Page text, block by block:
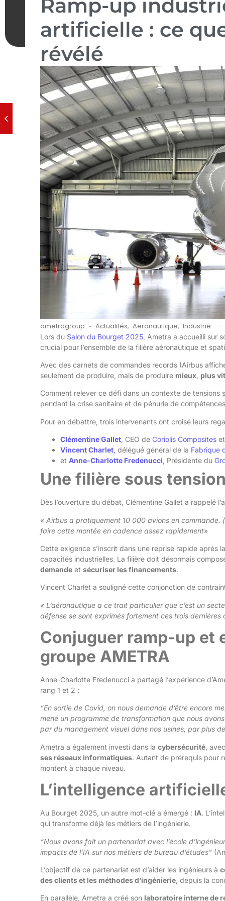
Ramp-up
artificielle : ce
révélé
ametragroup - Actualités, Aeronautique, Industrie -
Lors du Salon du Bourget 2025 , Ametra a accueilli sur
crucial pour l’ensemble de la filière aéronautique et
Avec des carnets de commandes records (Airbus
seulement de produire, mais de produire mieux plus
Comment relever ce défi dans un contexte de tensions
pendant la crise sanitaire et de pénurie de
Pour en débattre, trois intervenants ont croisé leurs
Clémentine Gallet , CEO de Coriolis Composites
Vincent Charlet, délégué général de la Fabrique
et Anne-Charlotte Fredenucci , Présidente du
Une filière sous
Dès l’ouverture du débat, Clémentine Gallet a rappelé
« Airbus a pratiquement 10 000 avions en
faire cette montée en cadence assez rapidement»
Cette exigence s’inscrit dans une reprise rapide
capacités industrielles. La filière doit désormais
demande et sécuriser les financements.
Vincent Charlet a souligné cette conjonction de
« L’aéronautique a ce trait particulier que c’est un
défense se sont exprimés fortement ces trois dernières
Conjuguer ramp-up et
groupe AMETRA
Anne-Charlotte Fredenucci a partagé l’expérience
rang 1 et 2 :
“En sortie de Covid, on nous demande d’être encore
mené un programme de transformation que nous
par du management visuel dans nos usines, par plus
Ametra a également investi dans la cybersécurité ,
ses réseaux informatiques. Autant de prérequis pour
montent à chaque niveau.
L’intelligence
Au Bourget 2025, un autre mot-clé a émergé : IA.
qui transforme déjà les métiers de l’ingénierie.
“Nous avons fait un partenariat avec l’école
impacts de l’IA sur nos métiers de bureau d’études”
L’objectif de ce partenariat est d’aider les ingénieurs à
des clients et les méthodes d’ingénierie , depuis la
En parallèle, Ametra a créé son laboratoire interne de